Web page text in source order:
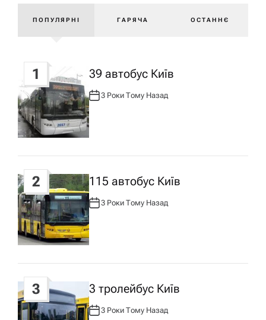
г
а
ц
і
я
з
а
п
и
ПОПУЛЯРНІ ГАРЯЧА ОСТАННЄ
1 39 автобус Київ
А
В
Т
О
Р
:
3 Роки Тому Назад
2 115 автобус Київ
А
Т
О
Р
:
3 Роки Тому Назад
3 3 тролейбус Київ
А
3 Роки Тому Назад